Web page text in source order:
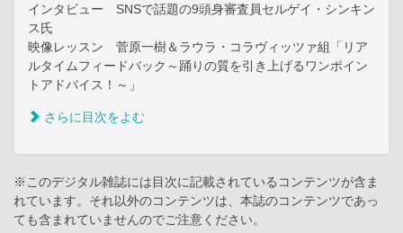
インタビュー SNSで話題の9頭身審査員セルゲイ・シンキン
ス氏
映像レッスン 菅原一樹＆ラウラ・コラヴィッツァ組「リア
ルタイムフィードバック～踊りの質を引き上げるワンポイン
トアドバイス！～」
さらに目次をよむ
※このデジタル雑誌には目次に記載されているコンテンツが含ま
れています。それ以外のコンテンツは、本誌のコンテンツであっ
ても含まれていませんのでご注意ください。